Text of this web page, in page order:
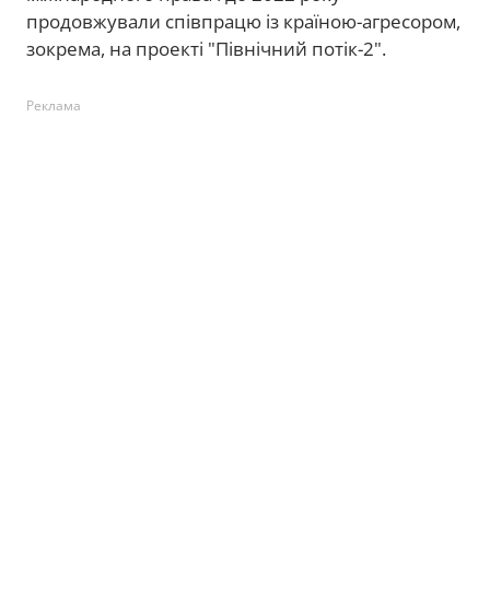
продовжували співпрацю із країною-агресором,
зокрема, на проекті "Північний потік-2".
Реклама